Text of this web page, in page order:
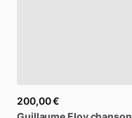
200,00 €